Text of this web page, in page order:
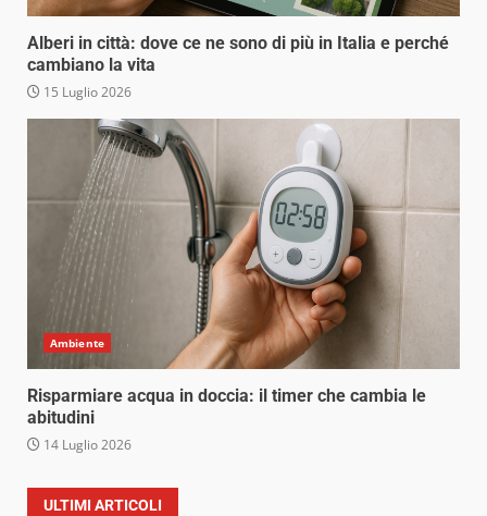
Alberi in città: dove ce ne sono di più in Italia e perché
cambiano la vita
15 Luglio 2026
Ambiente
Risparmiare acqua in doccia: il timer che cambia le
abitudini
14 Luglio 2026
ULTIMI ARTICOLI